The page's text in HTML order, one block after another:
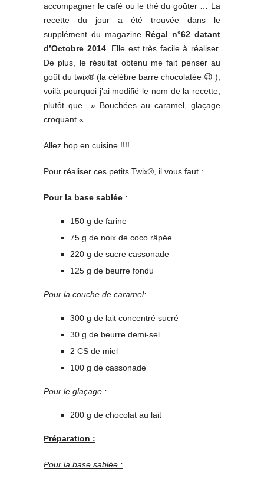
accompagner le café ou le thé du goûter … La
recette du jour a été trouvée dans le
supplément du magazine Régal n°62 datant
d’Octobre 2014. Elle est très facile à réaliser.
De plus, le résultat obtenu me fait penser au
goût du twix® (la célèbre barre chocolatée 😉 ),
voilà pourquoi j’ai modifié le nom de la recette,
plutôt que » Bouchées au caramel, glaçage
croquant «
Allez hop en cuisine !!!!
Pour réaliser ces petits Twix®, il vous faut :
Pour la base sablée :
150 g de farine
75 g de noix de coco râpée
220 g de sucre cassonade
125 g de beurre fondu
Pour la couche de caramel:
300 g de lait concentré sucré
30 g de beurre demi-sel
2 CS de miel
100 g de cassonade
Pour le glaçage :
200 g de chocolat au lait
Préparation :
Pour la base sablée :